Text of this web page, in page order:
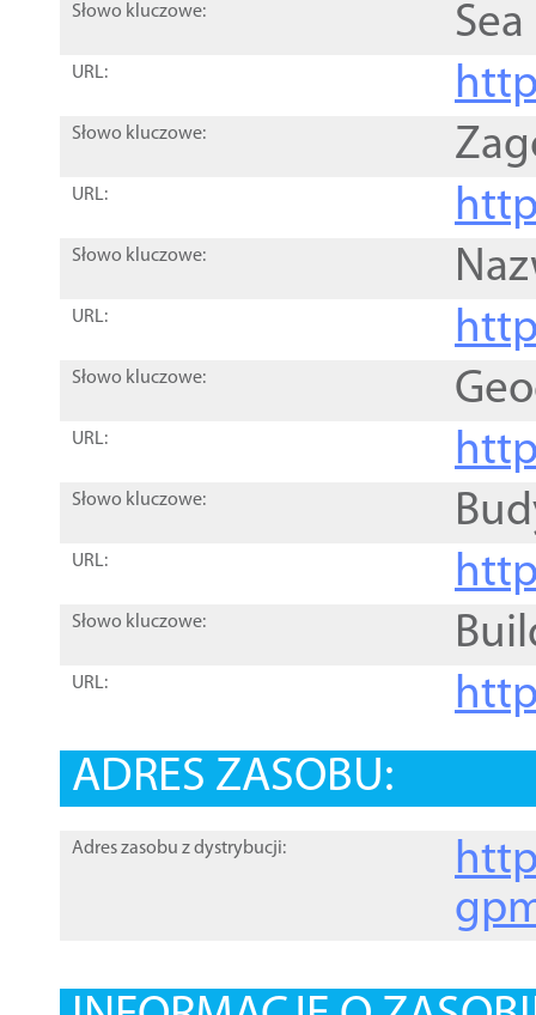
Słowo kluczowe:
URL:
Słowo kluczowe:
URL:
Słowo kluczowe:
URL:
Słowo kluczowe:
URL:
Słowo kluczowe:
URL:
Słowo kluczowe:
URL:
ADRES ZASOBU:
Adres zasobu z dystrybucji: